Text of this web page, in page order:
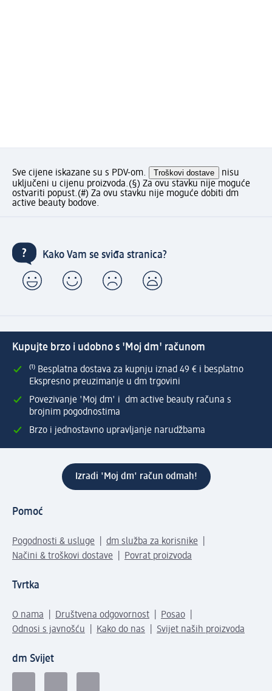
Sve cijene iskazane su s PDV-om. Troškovi dostave
nisu
uključeni u cijenu proizvoda.(§) Za ovu stavku nije moguće
ostvariti popust.(#) Za ovu stavku nije moguće dobiti dm
active beauty bodove.
Kako Vam se sviđa stranica?
Kupujte brzo i udobno s 'Moj dm' računom
⁽¹⁾ Besplatna dostava za kupnju iznad 49 € i besplatno
Ekspresno preuzimanje u dm trgovini
Povezivanje 'Moj dm' i dm active beauty računa s
brojnim pogodnostima
Brzo i jednostavno upravljanje narudžbama
Izradi 'Moj dm' račun odmah!
Pomoć
Pogodnosti & usluge
dm služba za korisnike
Načini & troškovi dostave
Povrat proizvoda
Tvrtka
O nama Društvena odgovornost
Posao
Odnosi s javnošću
Kako do nas Svijet naših proizvoda
dm Svijet